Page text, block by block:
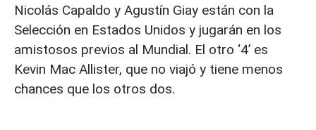
Nicolás Capaldo y Agustín Giay están con la
Selección en Estados Unidos y jugarán en los
amistosos previos al Mundial. El otro ‘4’ es
Kevin Mac Allister, que no viajó y tiene menos
chances que los otros dos.